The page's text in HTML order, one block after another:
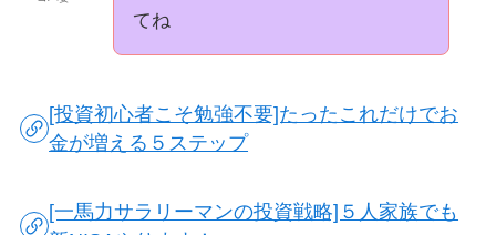
てね
[投資初心者こそ勉強不要]たったこれだけでお
金が増える５ステップ
[一馬力サラリーマンの投資戦略]５人家族でも